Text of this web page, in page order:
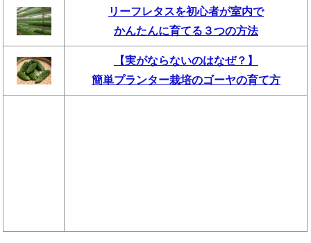
リーフレタスを初心者が室内で
かんたんに育てる３つの方法
【実がならないのはなぜ？】
簡単プランター栽培のゴーヤの育て方